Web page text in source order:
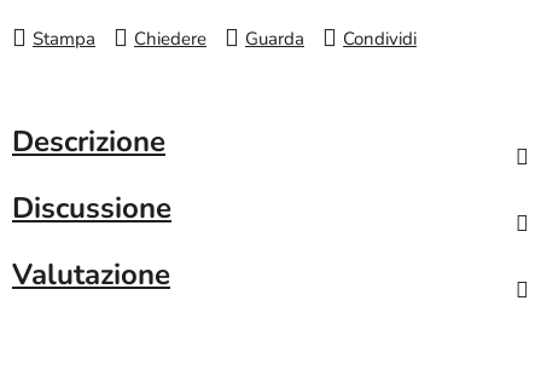
Stampa Chiedere Guarda Condividi
Descrizione
Discussione
Valutazione